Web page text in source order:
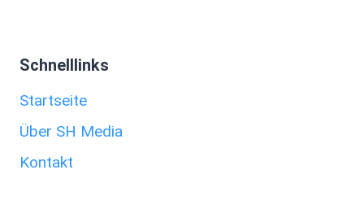
Schnelllinks
Startseite
Über SH Media
Kontakt